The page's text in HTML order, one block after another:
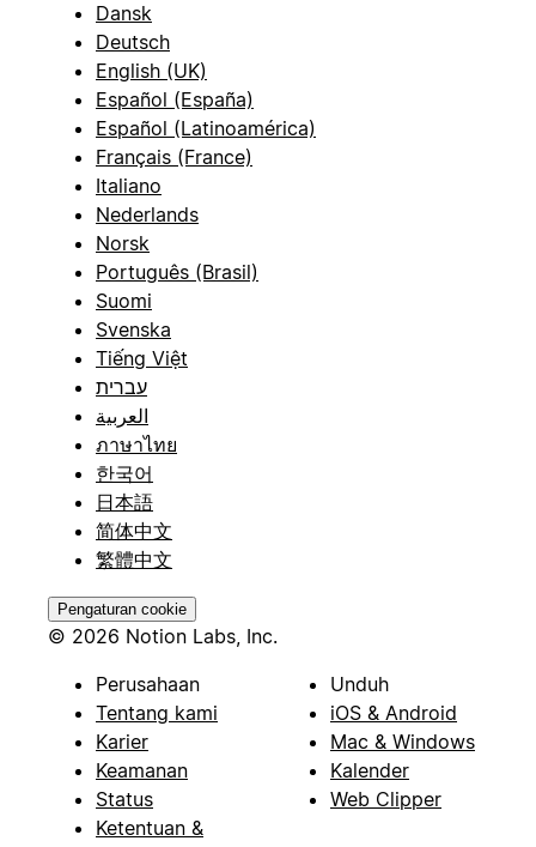
Dansk
Deutsch
English (UK)
Español (España)
Español (Latinoamérica)
Français (France)
Italiano
Nederlands
Norsk
Português (Brasil)
Suomi
Svenska
Tiếng Việt
עברית
العربية
ภาษาไทย
한국어
日本語
简体中文
繁體中文
Pengaturan cookie
© 2026 Notion Labs, Inc.
Perusahaan
Tentang kami
Karier
Keamanan
Status
Ketentuan &
Unduh
iOS & Android
Mac & Windows
Kalender
Web Clipper